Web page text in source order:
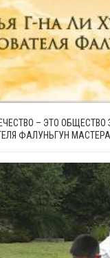
– ЭТО
ФАЛУНЬГУН